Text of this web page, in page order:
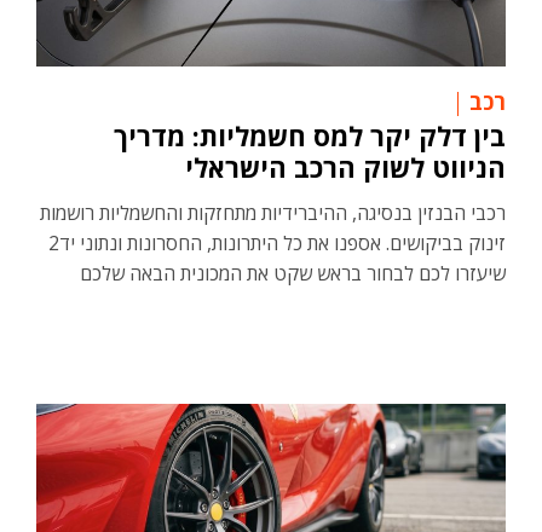
רכב
בין דלק יקר למס חשמליות: מדריך
הניווט לשוק הרכב הישראלי
רכבי הבנזין בנסיגה, ההיברידיות מתחזקות והחשמליות רושמות
זינוק בביקושים. אספנו את כל היתרונות, החסרונות ונתוני יד2
שיעזרו לכם לבחור בראש שקט את המכונית הבאה שלכם